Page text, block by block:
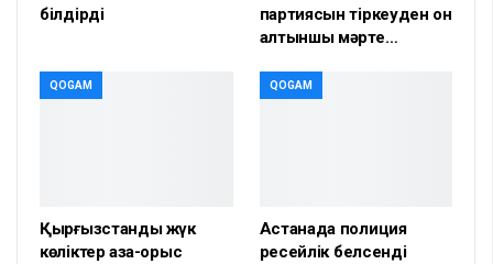
білдірді
партиясын тіркеуден он
алтыншы мәрте…
QOGAM
Қырғызстандық жүк
көліктер қазақ-орыс
QOGAM
Астанада полиция
ресейлік белсенді